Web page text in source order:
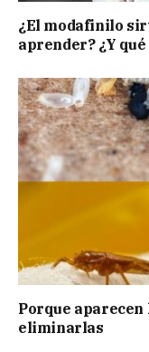
¿El modafinilo
aprender? ¿Y
Porque aparecen
eliminarlas